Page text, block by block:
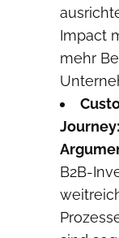
Impact
mehr
C
Journey:
B2B-